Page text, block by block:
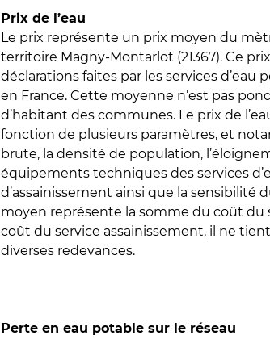
Prix de l’eau
Le prix représente un prix moyen du
territoire Magny-Montarlot (21367). Ce
déclarations faites par les services d’eau
en France. Cette moyenne n’est pas
d’habitant des communes. Le prix de
fonction de plusieurs paramètres, et
brute, la densité de population,
équipements techniques des services
d’assainissement ainsi que la sensibilité
moyen représente la somme du coût du
coût du service assainissement, il ne
diverses redevances.
Perte en eau potable sur le réseau